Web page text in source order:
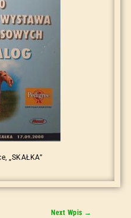
„SKAŁKA”
Next Wpis →